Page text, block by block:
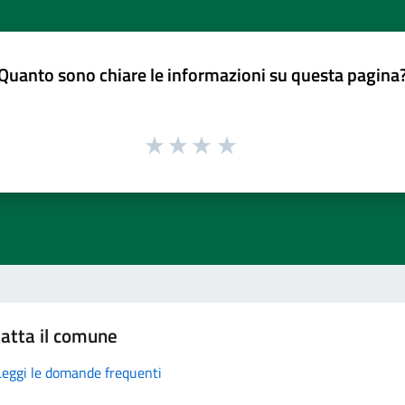
sono chiare le informazioni su questa
il comune
le domande frequenti